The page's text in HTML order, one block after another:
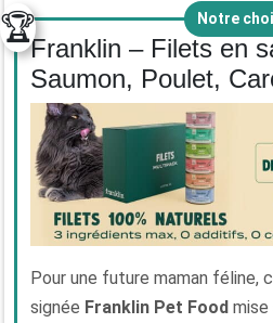
Notre
🏆
Franklin – Filets en
Saumon, Poulet,
Pour une future maman
signée Franklin Pet Food mise